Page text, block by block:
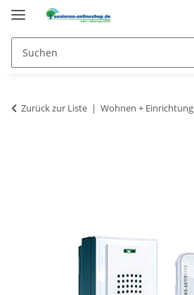
Zurück zur Liste Wohnen + Einrichtung